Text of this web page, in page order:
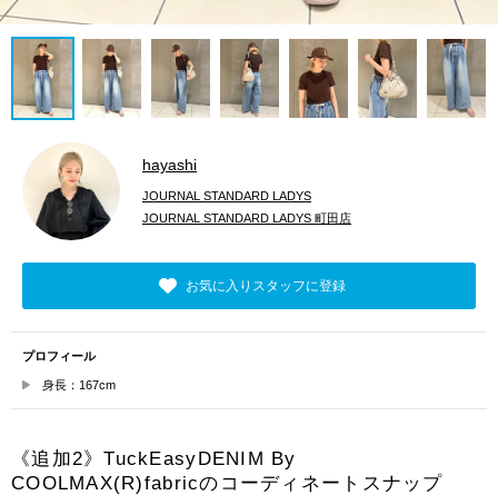
hayashi
JOURNAL STANDARD LADYS
JOURNAL STANDARD LADYS 町田店
お気に入りスタッフに登録
プロフィール
身長：167cm
《追加2》TuckEasyDENIM By
COOLMAX(R)fabricのコーディネートスナップ